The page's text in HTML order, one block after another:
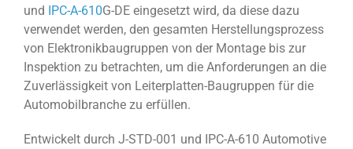
und IPC-A-610G-DE eingesetzt wird, da diese dazu
verwendet werden, den gesamten Herstellungsprozess
von Elektronikbaugruppen von der Montage bis zur
Inspektion zu betrachten, um die Anforderungen an die
Zuverlässigkeit von Leiterplatten-Baugruppen für die
Automobilbranche zu erfüllen.
Entwickelt durch J-STD-001 und IPC-A-610 Automotive